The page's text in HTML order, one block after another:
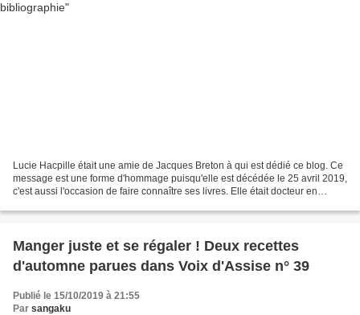
Lucie Hacpille était une amie de Jacques Breton à qui est dédié ce blog. Ce
message est une forme d'hommage puisqu'elle est décédée le 25 avril 2019,
c'est aussi l'occasion de faire connaître ses livres. Elle était docteur en
Manger juste et se régaler ! Deux recettes
d'automne parues dans Voix d'Assise n° 39
Publié le 15/10/2019 à 21:55
Par sangaku